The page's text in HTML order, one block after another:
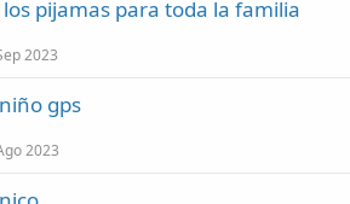
pijamas para toda la familia
2023
gps
2023